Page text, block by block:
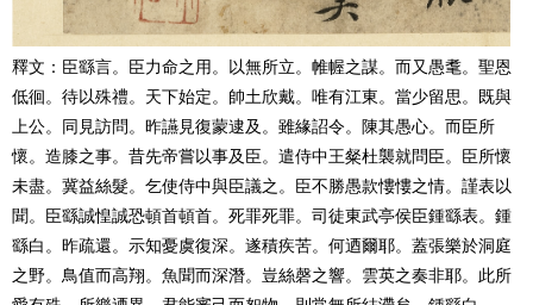
釋文：臣繇言。臣力命之用。以無所立。帷幄之謀。而又愚耄。聖恩
低徊。待以殊禮。天下始定。帥土欣戴。唯有江東。當少留思。既與
上公。同見訪問。昨讌見復蒙逮及。雖緣詔令。陳其愚心。而臣所
懷。造膝之事。昔先帝嘗以事及臣。遣侍中王粲杜襲就問臣。臣所懷
未盡。冀益絲髮。乞使侍中與臣議之。臣不勝愚款慺慺之情。謹表以
聞。臣繇誠惶誠恐頓首頓首。死罪死罪。司徒東武亭侯臣鍾繇表。鍾
繇白。昨疏還。示知憂虞復深。遂積疾苦。何迺爾耶。蓋張樂於洞庭
之野。鳥值而高翔。魚聞而深潛。豈絲磬之響。雲英之奏非耶。此所